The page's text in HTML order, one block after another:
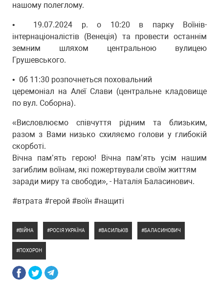
нашому полеглому.
•⁠ ⁠19.07.2024 р. о 10:20 в парку Воїнів-
інтернаціоналістів (Венеція) та провести останнім
земним шляхом центральною вулицею
Грушевського.
•⁠ ⁠0б 11:30 розпочнеться поховальний
церемоніал на Алеї Слави (центральне кладовище
по вул. Соборна).
«Висловлюємо співчуття рідним та близьким,
разом з Вами низько схиляємо голови у глибокій
скорботі.
Вічна памʼять герою! Вічна памʼять усім нашим
загиблим воїнам, які пожертвували своїм життям
заради миру та свободи», - Наталія Баласинович.
#втрата #герой #воїн #нащиті
ВІЙНА РОСІЯ УКРАЇНА ВАСИЛЬКІВ БАЛАСИНОВИЧ
ПОХОРОН